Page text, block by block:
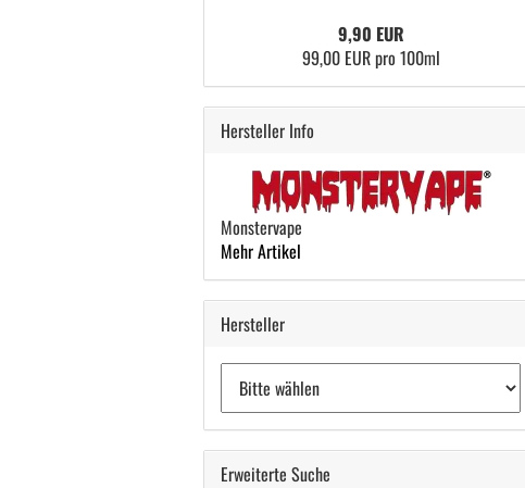
9,90 EUR
99,00 EUR pro 100ml
Hersteller Info
Monstervape
Mehr Artikel
Hersteller
Erweiterte Suche